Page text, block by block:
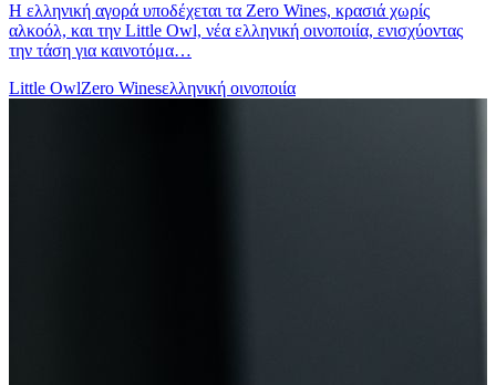
Η ελληνική αγορά υποδέχεται τα Zero Wines, κρασιά χωρίς
αλκοόλ, και την Little Owl, νέα ελληνική οινοποιία, ενισχύοντας
την τάση για καινοτόμα…
Little OwlZero Winesελληνική οινοποιία